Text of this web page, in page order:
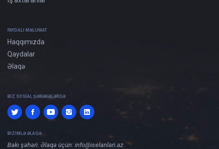
FAYDALI MƏLUMAT
Haqqımızda
Qaydalar
Əlaqə
BIZ SOSIAL ŞƏBƏKƏLƏRDƏ
BIZIMLƏ ƏLAQƏ
Bakı şəhəri. Əlaqə üçün: info@iselanlari.az.